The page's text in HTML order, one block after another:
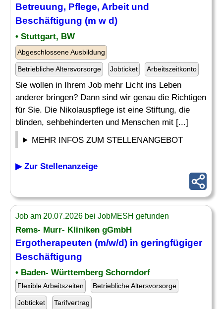
Betreuung, Pflege, Arbeit und
Beschäftigung (m w d)
• Stuttgart, BW
Abgeschlossene Ausbildung
Betriebliche Altersvorsorge Jobticket Arbeitszeitkonto
Sie wollen in Ihrem Job mehr Licht ins Leben
anderer bringen? Dann sind wir genau die Richtigen
für Sie. Die Nikolauspflege ist eine Stiftung, die
blinden, sehbehinderten und Menschen mit [...]
MEHR INFOS ZUM STELLENANGEBOT
▶ Zur Stellenanzeige
Job am 20.07.2026 bei JobMESH gefunden
Rems- Murr- Kliniken gGmbH
Ergotherapeuten (m/w/d) in geringfügiger
Beschäftigung
• Baden- Württemberg Schorndorf
Flexible Arbeitszeiten Betriebliche Altersvorsorge
Jobticket Tarifvertrag